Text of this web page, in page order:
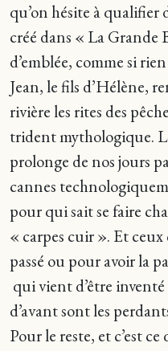
qu’on hésite à qualifier
créé dans « La Grande
d’emblée, comme si
Jean, le fils d’Hélène,
rivière les rites des
trident mythologique.
prolonge de nos jours
cannes
pour qui sait se faire
« carpes cuir ». Et
passé ou pour avoir la
qui vient d’être
d’avant sont les
Pour le reste, et c’est